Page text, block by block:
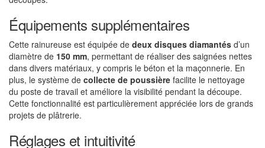
Équipements supplémentaires
Cette rainureuse est équipée de deux disques diamantés d’un
diamètre de 150 mm, permettant de réaliser des saignées nettes
dans divers matériaux, y compris le béton et la maçonnerie. En
plus, le système de collecte de poussière facilite le nettoyage
du poste de travail et améliore la visibilité pendant la découpe.
Cette fonctionnalité est particulièrement appréciée lors de grands
projets de plâtrerie.
Réglages et intuitivité